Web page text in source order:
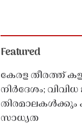
Featured
കേരള തീരത്ത്
നിർദേശം;
സാധ്യത